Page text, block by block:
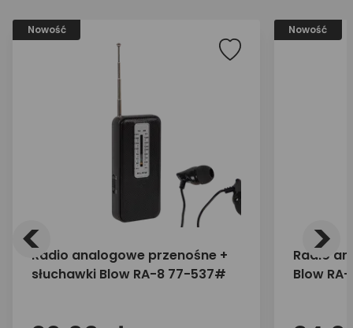
Nowość
Radio analogowe przenośne +
słuchawki Blow RA-8 77-537#
Nowość
Radio
Blow
< >